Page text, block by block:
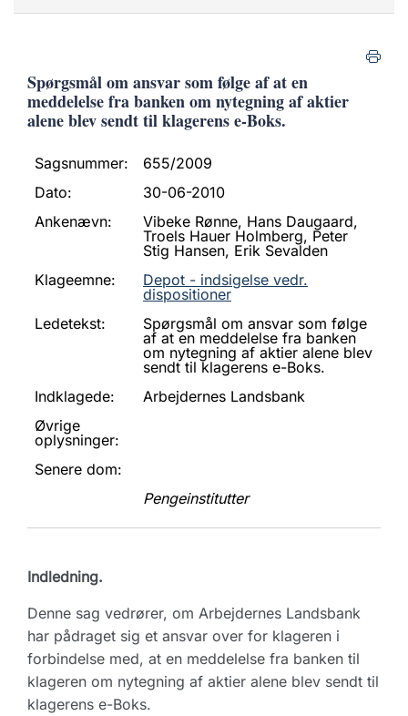
Spørgsmål om ansvar som følge af at en
meddelelse fra banken om nytegning af aktier
alene blev sendt til klagerens e-Boks.
Sagsnummer:
655/2009
Dato:
30-06-2010
Ankenævn:
Vibeke Rønne, Hans Daugaard,
Troels Hauer Holmberg, Peter
Stig Hansen, Erik Sevalden
Klageemne:
Depot - indsigelse vedr.
dispositioner
Ledetekst:
Spørgsmål om ansvar som følge
af at en meddelelse fra banken
om nytegning af aktier alene blev
sendt til klagerens e-Boks.
Indklagede:
Arbejdernes Landsbank
Øvrige
oplysninger:
Senere dom:
Pengeinstitutter
Indledning.
Denne sag vedrører, om Arbejdernes Landsbank
har pådraget sig et ansvar over for klageren i
forbindelse med, at en meddelelse fra banken til
klageren om nytegning af aktier alene blev sendt til
klagerens e-Boks.